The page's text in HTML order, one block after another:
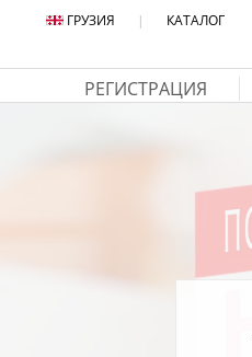
ГРУЗИЯ | КАТАЛОГ
РЕГИСТРАЦИЯ